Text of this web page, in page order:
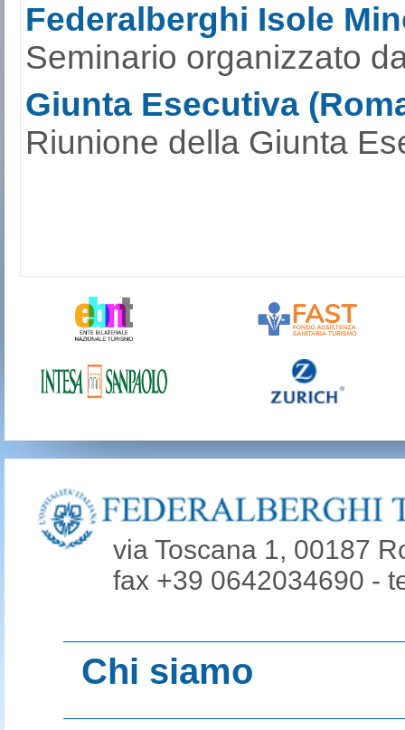
Federalberghi Isole
Seminario organizzato
Giunta Esecutiva
Riunione della Giunta
via Toscana 1, 00187
fax +39 0642034690 -
Chi siamo